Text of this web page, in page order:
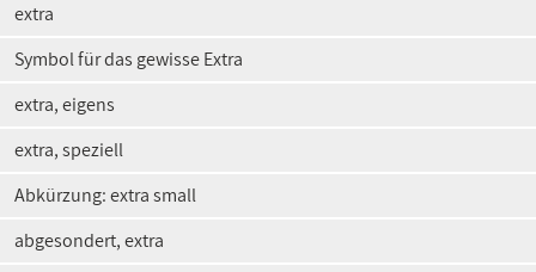
extra
Symbol für das gewisse Extra
extra, eigens
extra, speziell
Abkürzung: extra small
abgesondert, extra